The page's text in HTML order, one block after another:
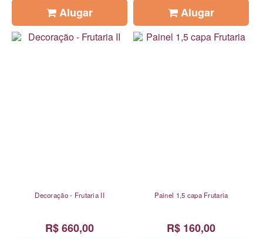
Alugar Alugar
Decoração - Frutaria II
R$ 660,00
Painel 1,5 capa Frutaria
R$ 160,00